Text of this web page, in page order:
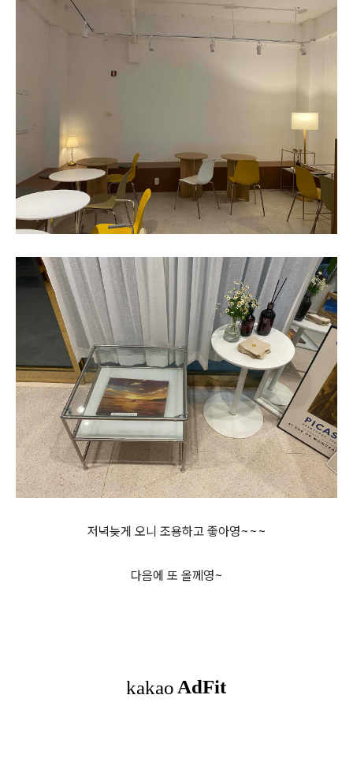
저녁늦게 오니 조용하고 좋아영~~~
다음에 또 올께영~